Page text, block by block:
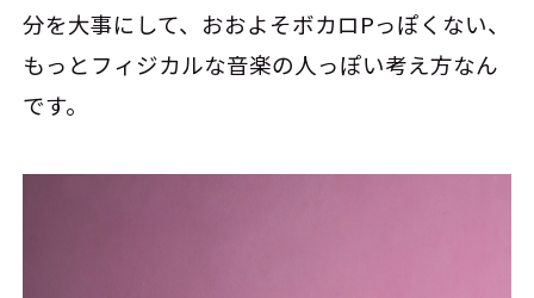
分を大事にして、おおよそボカロPっぽくない、
もっとフィジカルな音楽の人っぽい考え方なん
です。